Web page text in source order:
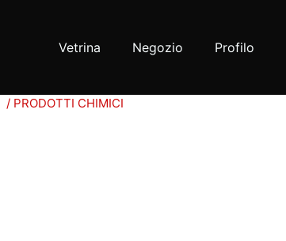
Vetrina Negozio Profilo
/ PRODOTTI CHIMICI